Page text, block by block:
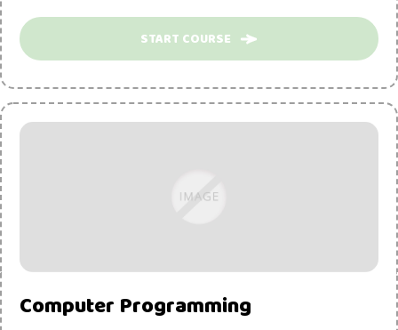
START COURSE
Computer Programming